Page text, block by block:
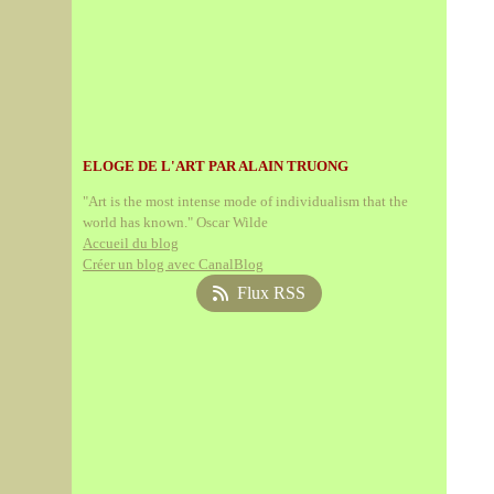
ELOGE DE L'ART PAR ALAIN TRUONG
"Art is the most intense mode of individualism that the
world has known." Oscar Wilde
Accueil du blog
Créer un blog avec CanalBlog
Flux RSS